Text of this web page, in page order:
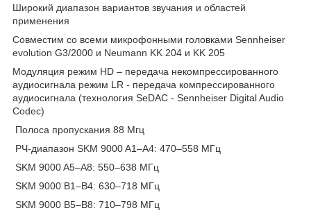
Широкий диапазон вариантов звучания и областей
применения
Совместим со всеми микрофонными головками Sennheiser
evolution G3/2000 и Neumann KK 204 и KK 205
Модуляция режим HD – передача некомпрессированного
аудиосигнала режим LR - передача компрессированного
аудиосигнала (технология SeDAC - Sennheiser Digital Audio
Codec)
Полоса пропускания 88 Мгц
РЧ-диапазон SKM 9000 A1–A4: 470–558 МГц
SKM 9000 A5–A8: 550–638 МГц
SKM 9000 B1–B4: 630–718 МГц
SKM 9000 B5–B8: 710–798 МГц